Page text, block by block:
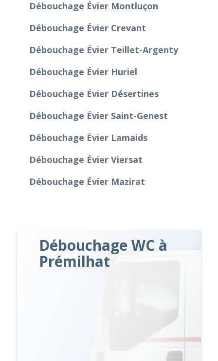
Débouchage Évier Montluçon
Débouchage Évier Crevant
Débouchage Évier Teillet-Argenty
Débouchage Évier Huriel
Débouchage Évier Désertines
Débouchage Évier Saint-Genest
Débouchage Évier Lamaids
Débouchage Évier Viersat
Débouchage Évier Mazirat
Débouchage WC à
Prémilhat